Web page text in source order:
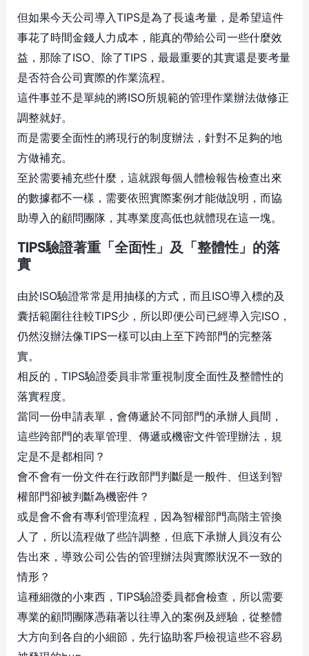
但如果今天公司導入TIPS是為了長遠考量，是希望這件
事花了時間金錢人力成本，能真的帶給公司一些什麼效
益，那除了ISO、除了TIPS，最最重要的其實還是要考量
是否符合公司實際的作業流程。
這件事並不是單純的將ISO所規範的管理作業辦法做修正
調整就好。
而是需要全面性的將現行的制度辦法，針對不足夠的地
方做補充。
至於需要補充些什麼，這就跟每個人體檢報告檢查出來
的數據都不一樣，需要依照實際案例才能做說明，而協
助導入的顧問團隊，其專業度高低也就體現在這一塊。
TIPS驗證著重「全面性」及「整體性」的落
實
由於ISO驗證常常是用抽樣的方式，而且ISO導入標的及
囊括範圍往往較TIPS少，所以即便公司已經導入完ISO，
仍然沒辦法像TIPS一樣可以由上至下跨部門的完整落
實。
相反的，TIPS驗證委員非常重視制度全面性及整體性的
落實程度。
當同一份申請表單，會傳遞於不同部門的承辦人員間，
這些跨部門的表單管理、傳遞或機密文件管理辦法，規
定是不是都相同？
會不會有一份文件在行政部門判斷是一般件、但送到智
權部門卻被判斷為機密件？
或是會不會有專利管理流程，因為智權部門高階主管換
人了，所以流程做了些許調整，但底下承辦人員沒有公
告出來，導致公司公告的管理辦法與實際狀況不一致的
情形？
這種細微的小東西，TIPS驗證委員都會檢查，所以需要
專業的顧問團隊憑藉著以往導入的案例及經驗，從整體
大方向到各自的小細節，先行協助客戶檢視這些不容易